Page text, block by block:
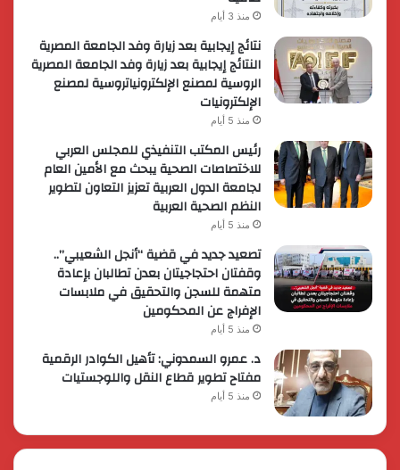
منذ 3 أيام
نتائج إيجابية بعد زيارة وفد الجامعة المصرية
النتائج إيجابية بعد زيارة وفد الجامعة المصرية
الروسية لمصنع الإلكترونياتروسية لمصنع
الإلكترونيات
منذ 5 أيام
رئيس المكتب التنفيذي للمجلس العربي
للاختصاصات الصحية يبحث مع الأمين العام
لجامعة الدول العربية تعزيز التعاون لتطوير
النظم الصحية العربية
منذ 5 أيام
تصعيد جديد في قضية “أنجل الشعيبي”..
وقفتان احتجاجيتان بعدن تطالبان بإعادة
متهمة للسجن والتحقيق في ملابسات
الإفراج عن المحكومين
منذ 5 أيام
د. عمرو السمدوني: تأهيل الكوادر الرقمية
مفتاح تطوير قطاع النقل واللوجستيات
منذ 5 أيام